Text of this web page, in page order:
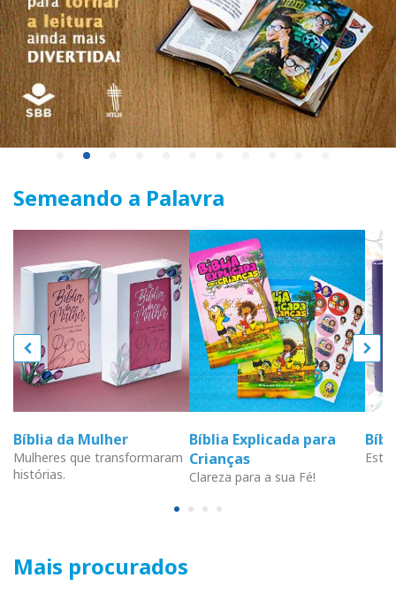
Semeando a Palavra
Bíblia da Mulher
Mulheres que transformaram
histórias.
Bíblia Explicada para
Crianças
Clareza para a sua Fé!
Mais procurados